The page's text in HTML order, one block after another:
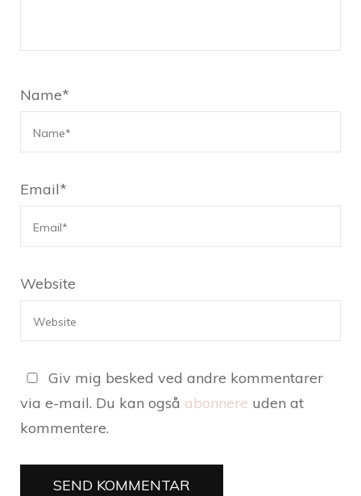
Name*
Email*
Website
Giv mig besked ved andre kommentarer
via e-mail. Du kan også abonnere uden at
kommentere.